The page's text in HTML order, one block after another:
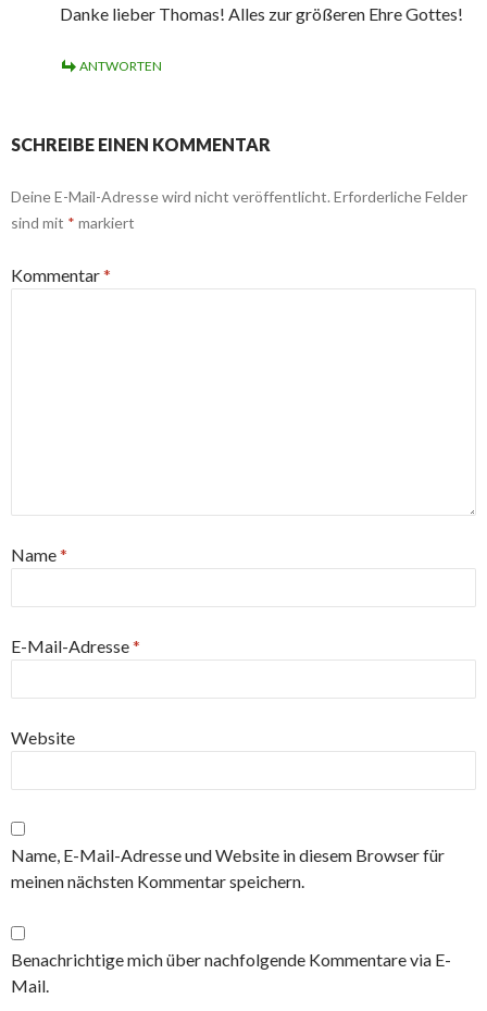
Danke lieber Thomas! Alles zur größeren Ehre Gottes!
ANTWORTEN
SCHREIBE EINEN KOMMENTAR
Deine E-Mail-Adresse wird nicht veröffentlicht. Erforderliche Felder
sind mit * markiert
Kommentar*
Name*
E-Mail-Adresse*
Website
Name, E-Mail-Adresse und Website in diesem Browser für
meinen nächsten Kommentar speichern.
Benachrichtige mich über nachfolgende Kommentare via E-
Mail.